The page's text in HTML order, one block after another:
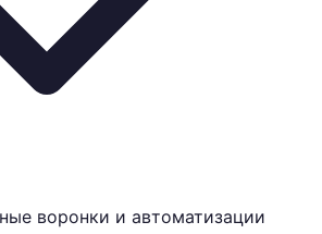
воронки и автоматизации